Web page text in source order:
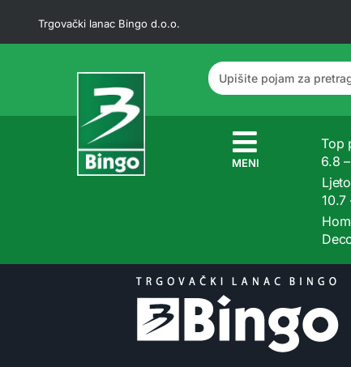
Trgovački lanac Bingo d.o.o.
MENI
Top
6.8
10.7